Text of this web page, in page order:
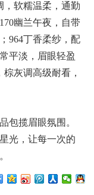
，软糯温柔，通勤
幽兰午夜，自带
964丁香柔纱，配
平淡，眉眼轻盈
灰调高级耐看，
包揽眉眼氛围。
光，让每一次的